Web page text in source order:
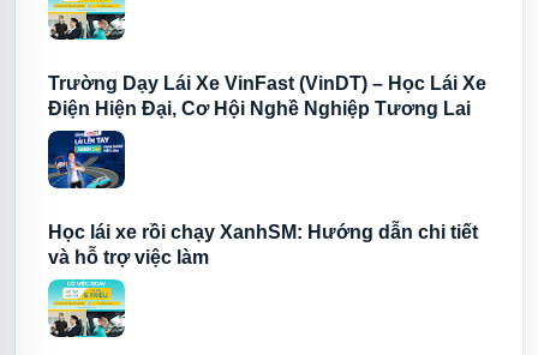
✅ Lịch học linh hoạt
✅ Hỗ trợ hồ sơ nhanh chóng
✅ Cơ hội việc làm sau khi có bằng
Học lái xe hôm nay không chỉ để sở hữu một tấm bằng, mà còn là
bước chuẩn bị cho những cơ hội nghề nghiệp và thu nhập bền
vững trong tương lai.
Trường Dạy Lái Xe VinFast (VinDT) – Học Lái Xe
Điện Hiện Đại, Cơ Hội Nghề Nghiệp Tương Lai
Học lái xe rồi chạy XanhSM: Hướng dẫn chi tiết
và hỗ trợ việc làm